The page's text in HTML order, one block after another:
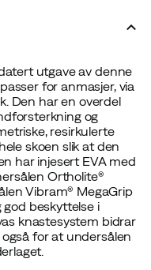
utgave av denne
for anmasjer, via
Den har en overdel
og
resirkulerte
skoen slik at den
har injesert EVA med
Ortholite®
Vibram® MegaGrip
beskyttelse i
knastesystem bidrar
for at undersålen